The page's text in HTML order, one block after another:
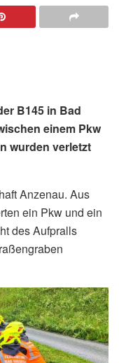
B145 in Bad
einem Pkw
wurden verletzt
Anzenau. Aus
ein Pkw und ein
des Aufpralls